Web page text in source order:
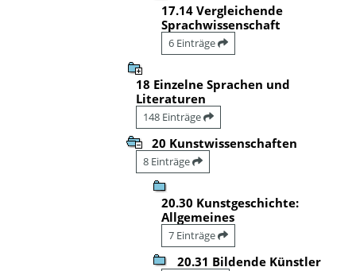
17.14 Vergleichende
Sprachwissenschaft
6 Einträge
18 Einzelne Sprachen und
Literaturen
148 Einträge
20 Kunstwissenschaften
8 Einträge
20.30 Kunstgeschichte:
Allgemeines
7 Einträge
20.31 Bildende Künstler